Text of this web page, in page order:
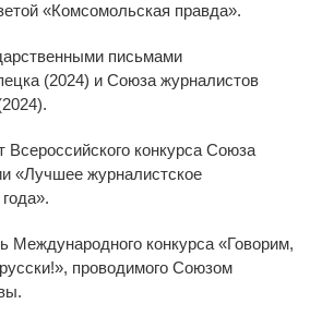
«Комсомольская правда».
письмами
(2024) и Союза журналистов
Всероссийского конкурса Союза
«Лучшее журналистское
Международного конкурса «Говорим,
проводимого Союзом